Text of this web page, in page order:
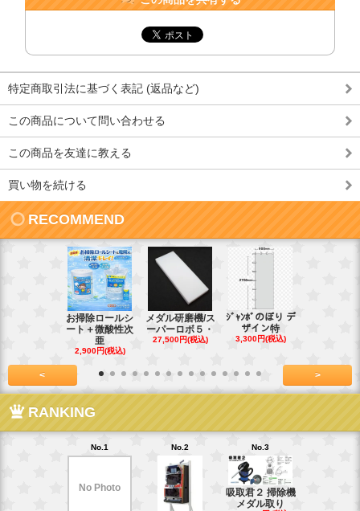
特定商取引法に基づく表記 (返品など)
この商品について問い合わせる
この商品を友達に教える
買い物を続ける
RECOMMEND
お掃除ロールシ
ート＋微酸性次
亜
2,900円(税込)
メダル研磨機/ス
ーパーロボ５・
27,500円(税込)
ｼﾞｬﾝﾎﾞのぼり デ
ザイン特
3,300円(税込)
< >
RANKING
No.1
No Photo
No.2 No.3
吸取君２ 掃除機
メダル取り